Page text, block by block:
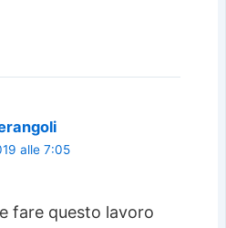
alle 7:05
fare questo lavoro